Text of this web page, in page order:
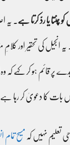
کو چنتا یا ردّ کرتا ہے ۔ یہ
انجیل کی تحقیر اور
پر قائم ہو کر کہے کہ وہ
بات کا دعویٰ کر رہا ہے۔
تعلیم نہیں کہ مسیح